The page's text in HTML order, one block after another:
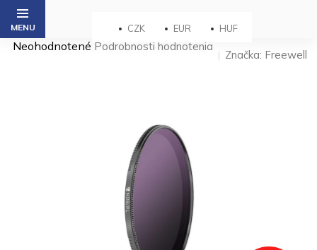
Prejsť
obsah
CZK EUR HUF
Priemerné
Neohodnotené Podrobnosti hodnotenia
Značka: Freewell